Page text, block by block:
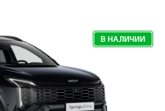
В НАЛИЧИИ